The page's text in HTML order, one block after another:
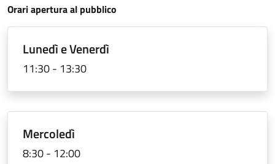
Orari di Anagrafe
Orari apertura al pubblico
Lunedì e Venerdì
11:30 - 13:30
Mercoledì
8:30 - 12:00